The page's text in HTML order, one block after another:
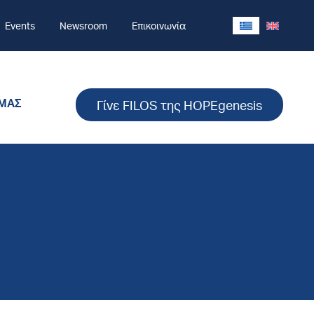
Events Newsroom Επικοινωνία
Γίνε FILOS της HOPEgenesis